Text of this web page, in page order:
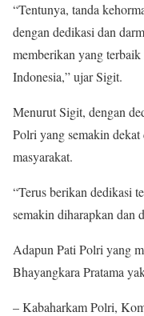
“Tentunya, tanda
dengan dedikasi dan
memberikan yang
Indonesia,” ujar Sigit.
Menurut Sigit, dengan
Polri yang semakin
masyarakat.
“Terus berikan dedikasi
semakin diharapkan dan
Adapun Pati Polri yang
Bhayangkara Pratama
– Kabaharkam Polri,